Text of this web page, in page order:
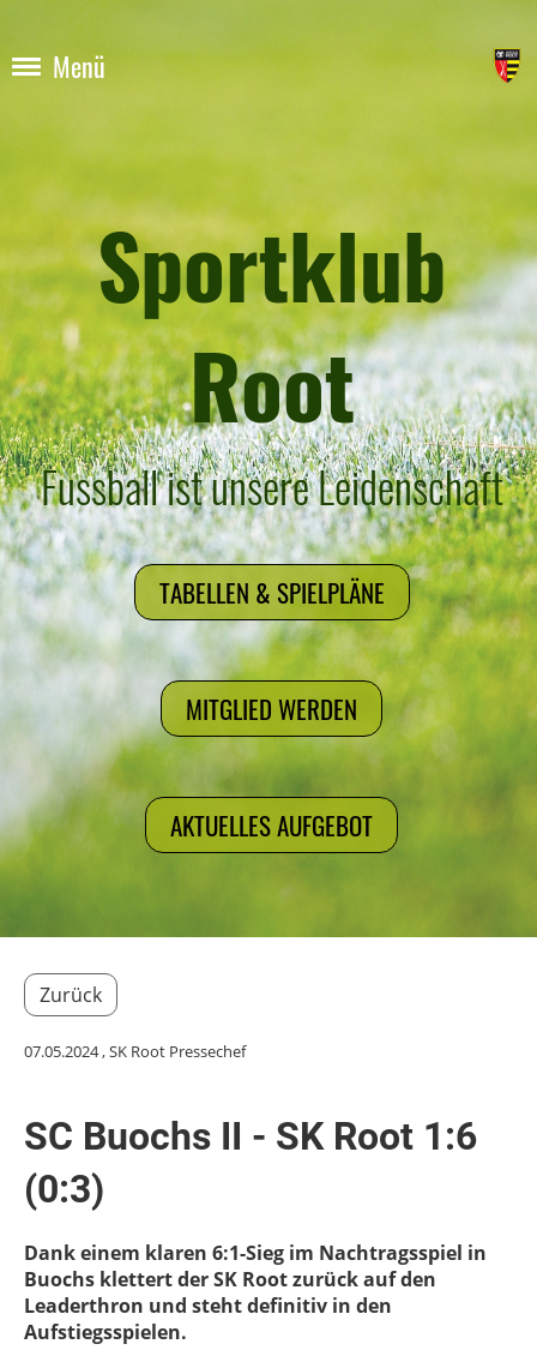
Menü
Sportklub
Root
Fussball ist unsere Leidenschaft
TABELLEN & SPIELPLÄNE
MITGLIED WERDEN
AKTUELLES AUFGEBOT
Zurück
07.05.2024, SK Root Pressechef
SC Buochs II - SK Root 1:6
(0:3)
Dank einem klaren 6:1-Sieg im Nachtragsspiel in
Buochs klettert der SK Root zurück auf den
Leaderthron und steht definitiv in den
Aufstiegsspielen.